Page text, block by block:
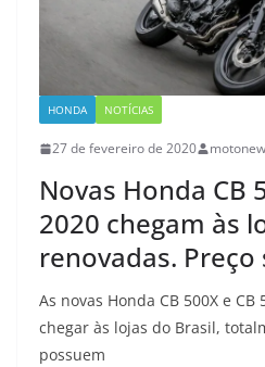
HONDA NOTÍCIAS
27 de fevereiro de 2020
Novas Honda CB
2020 chegam às
renovadas. Preço
As novas Honda CB 500X e CB
chegar às lojas do Brasil,
possuem